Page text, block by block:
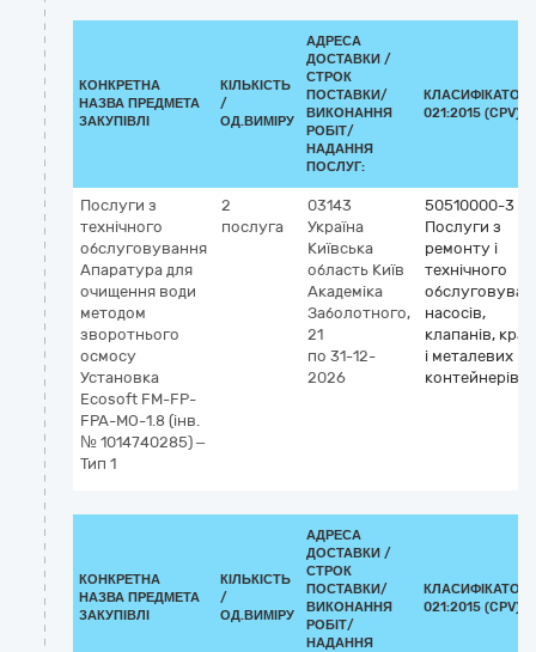
КОНКРЕТНА
НАЗВА ПРЕДМЕТА
ЗАКУПІВЛІ
КІЛЬКІСТЬ
/
ОД.ВИМІРУ
АДРЕСА
ДОСТАВКИ /
СТРОК
ПОСТАВКИ/
ВИКОНАННЯ
РОБІТ/
НАДАННЯ
ПОСЛУГ:
КЛАСИФІКАТОР
021:2015 (CPV)
Послуги з
технічного
обслуговування
Апаратура для
очищення води
методом
зворотнього
осмосу
Установка
Ecosoft FM-FP-
FPA-MO-1.8 (інв.
№ 1014740285) –
Тип 1
2
послуга
03143
Україна
Київська
область Київ
Академіка
Заболотного,
21
по 31-12-
2026
50510000-3
Послуги з
ремонту і
технічного
насосів,
клапанів,
і металевих
контейнерів
КОНКРЕТНА
НАЗВА ПРЕДМЕТА
ЗАКУПІВЛІ
КІЛЬКІСТЬ
/
ОД.ВИМІРУ
АДРЕСА
ДОСТАВКИ /
СТРОК
ПОСТАВКИ/
ВИКОНАННЯ
РОБІТ/
НАДАННЯ
КЛАСИФІКАТОР
021:2015 (CPV)